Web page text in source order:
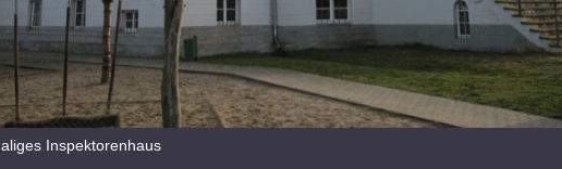
Inspektorenhaus